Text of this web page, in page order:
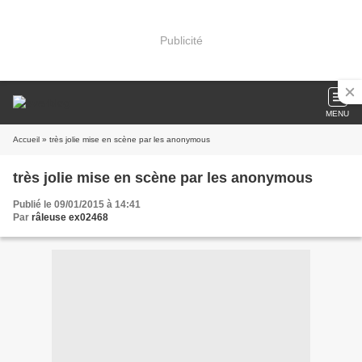
Publicité
MENU
Accueil » très jolie mise en scène par les anonymous
très jolie mise en scène par les anonymous
Publié le 09/01/2015 à 14:41
Par râleuse ex02468